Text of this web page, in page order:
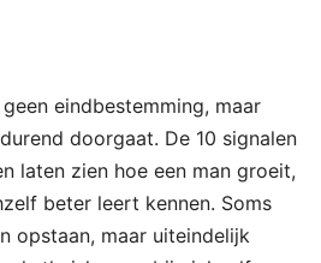
eindbestemming, maar
doorgaat. De 10 signalen
laten zien hoe een man groeit,
beter leert kennen. Soms
opstaan, maar uiteindelijk